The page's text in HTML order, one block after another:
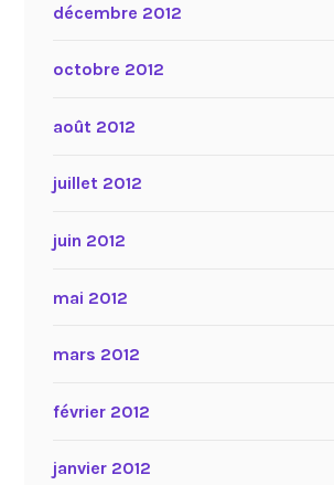
décembre 2012
octobre 2012
août 2012
juillet 2012
juin 2012
mai 2012
mars 2012
février 2012
janvier 2012